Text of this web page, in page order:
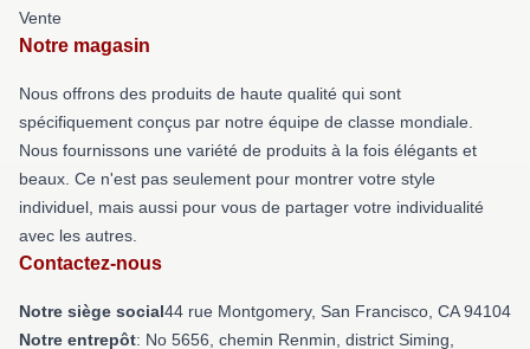
Vente
Notre magasin
Nous offrons des produits de haute qualité qui sont
spécifiquement conçus par notre équipe de classe mondiale.
Nous fournissons une variété de produits à la fois élégants et
beaux. Ce n'est pas seulement pour montrer votre style
individuel, mais aussi pour vous de partager votre individualité
avec les autres.
Contactez-nous
Notre siège social44 rue Montgomery, San Francisco, CA 94104
Notre entrepôt: No 5656, chemin Renmin, district Siming,